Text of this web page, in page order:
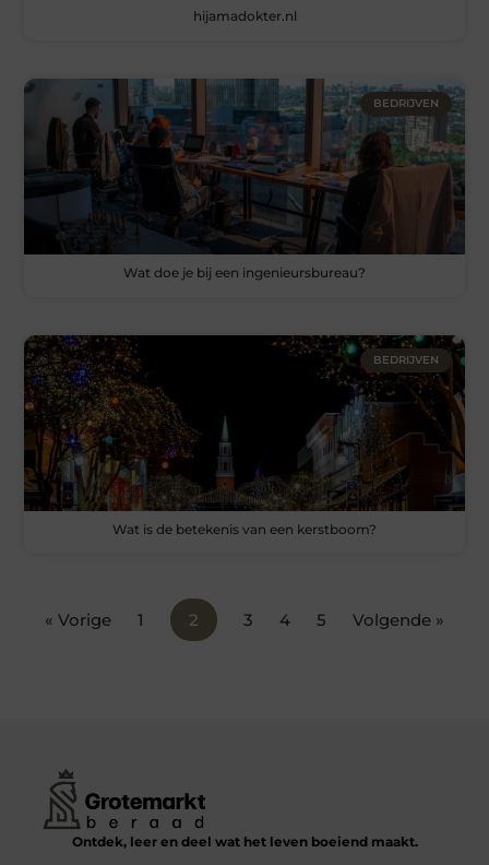
hijamadokter.nl
BEDRIJVEN
Wat doe je bij een ingenieursbureau?
BEDRIJVEN
Wat is de betekenis van een kerstboom?
« Vorige 1 2 3 4 5 Volgende »
Ontdek, leer en deel wat het leven boeiend maakt.